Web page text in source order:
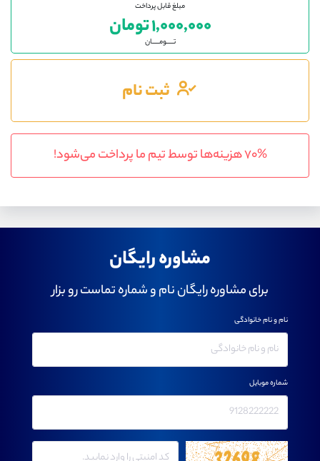
مبلغ قابل پرداخت
۱,۰۰۰,۰۰۰ تومان
تـــــومـــــان
ثبت نام
۷۰% هزینه‌ها توسط تیم ما پرداخت می‌شود!
مشاوره رایگان
برای مشاوره رایگان نام و شماره تماست رو بزار
نام و نام خانوادگی
شماره موبایل